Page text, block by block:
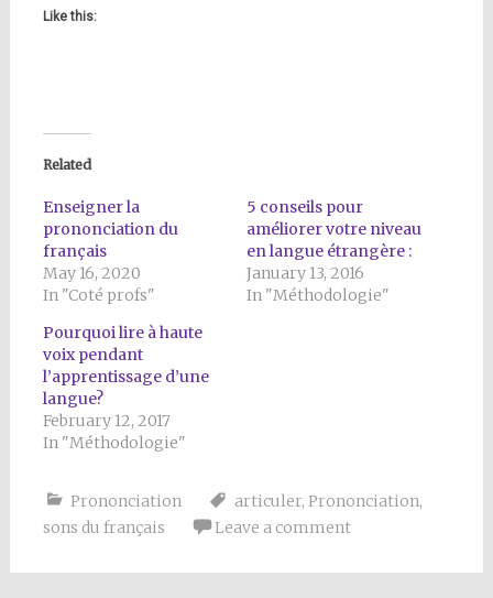
Like this:
Related
Enseigner la
prononciation du
français
May 16, 2020
In "Coté profs"
5 conseils pour
améliorer votre niveau
en langue étrangère :
January 13, 2016
In "Méthodologie"
Pourquoi lire à haute
voix pendant
l’apprentissage d’une
langue?
February 12, 2017
In "Méthodologie"
Prononciation articuler, Prononciation,
sons du français
Leave a comment